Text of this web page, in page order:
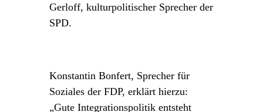
Gerloff, kulturpolitischer Sprecher der
SPD.
Konstantin Bonfert, Sprecher für
Soziales der FDP, erklärt hierzu:
„Gute Integrationspolitik entsteht